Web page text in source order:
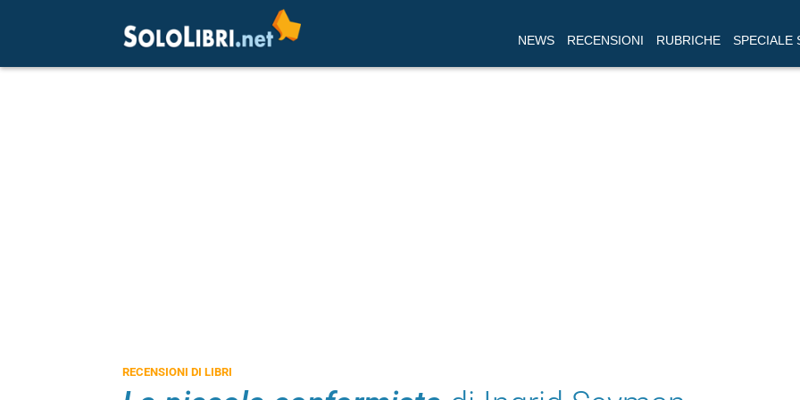
NEWS RECENSIONI RUBRICHE SPECIALE
RECENSIONI DI LIBRI